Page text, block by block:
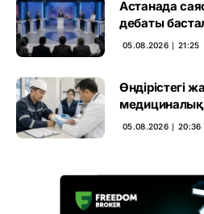
Астанада
дебаты
05.08.2026 ∣ 21:25
Өндірістегі
медициналық
05.08.2026 ∣ 20:36